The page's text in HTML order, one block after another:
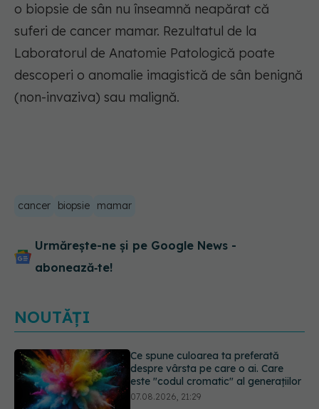
o biopsie de sân nu înseamnă neapărat că
suferi de cancer mamar. Rezultatul de la
Laboratorul de Anatomie Patologică poate
descoperi o anomalie imagistică de sân benignă
(non-invaziva) sau malignă.
cancer biopsie mamar
Urmărește-ne și pe Google News -
abonează‑te!
NOUTĂȚI
EXCLUSIV Cancerele care pot fi
prevenite. Dr. Sorin Bogdan
(SANADOR): Au metode de